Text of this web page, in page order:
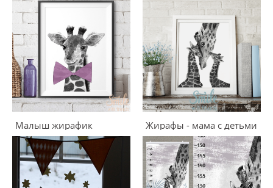
Малыш жирафик Жирафы - мама с детьми